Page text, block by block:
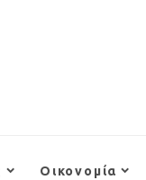
Οικονομία